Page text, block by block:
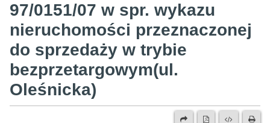
97/0151/07 w spr. wykazu
nieruchomości przeznaczonej
do sprzedaży w trybie
bezprzetargowym(ul.
Oleśnicka)